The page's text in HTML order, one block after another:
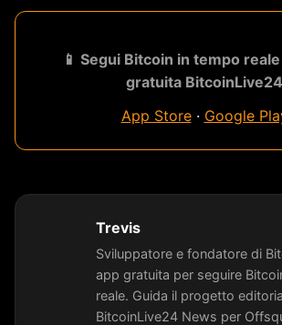
📱 Segui Bitcoin in tempo
gratuita BitcoinLive24
App Store· Google
Trevis
Sviluppatore e fondatore di
app gratuita per seguire
reale. Guida il progetto
BitcoinLive24 News per